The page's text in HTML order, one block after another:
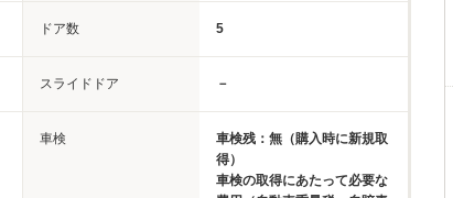
ドア数 5
スライドドア －
車検
車検残：無（購入時に新規取
得）
車検の取得にあたって必要な